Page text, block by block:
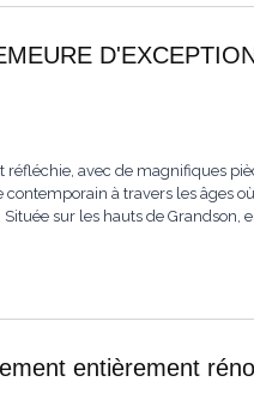
avec de magnifiques
à travers les âges
sur les hauts de Grandson,
entièrement